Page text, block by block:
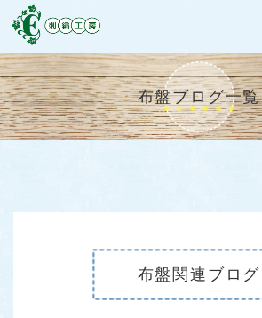
布盤ブログ一覧
布盤関連ブログ